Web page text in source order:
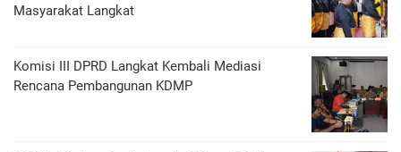
Masyarakat Langkat
Komisi III DPRD Langkat Kembali Mediasi
Rencana Pembangunan KDMP